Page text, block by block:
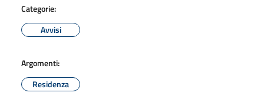
Categorie:
Avvisi
Argomenti:
Residenza